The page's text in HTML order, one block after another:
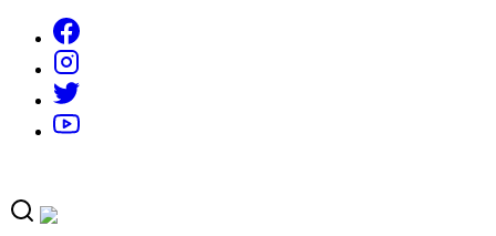
content